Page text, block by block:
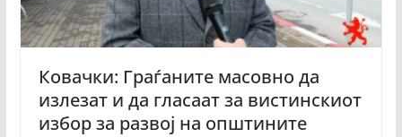
Ковачки: Граѓаните масовно да
излезат и да гласаат за вистинскиот
избор за развој на општините